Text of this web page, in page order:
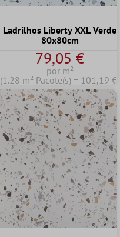
Ladrilhos Liberty XXL Verde
80x80cm
79,05 €
por m²
(1.28 m² Pacote(s) = 101,19 €)